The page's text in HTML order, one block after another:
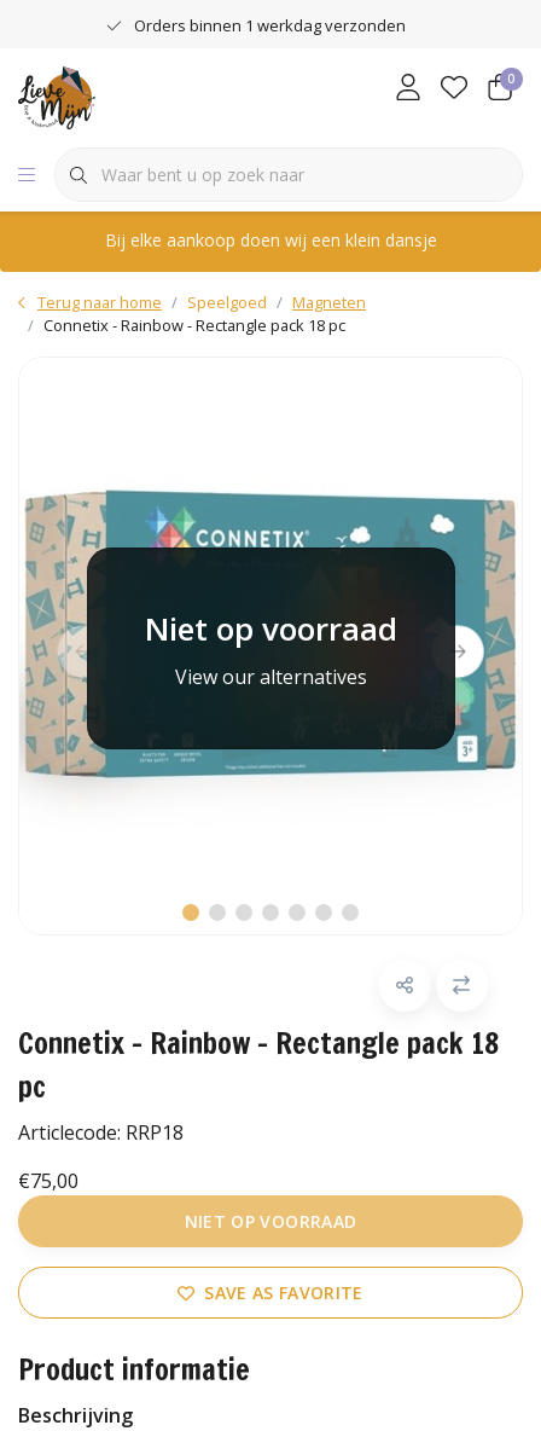
Orders binnen 1 werkdag verzonden
0
Bij elke aankoop doen wij een klein dansje
Terug naar home Speelgoed
Magneten
Connetix - Rainbow - Rectangle pack 18 pc
Niet op voorraad
View our alternatives
Connetix - Rainbow - Rectangle pack 18
pc
Articlecode: RRP18
€75,00
NIET OP VOORRAAD
SAVE AS FAVORITE
Product informatie
Beschrijving